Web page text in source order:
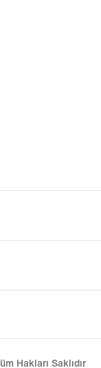
Hakları Saklıdır